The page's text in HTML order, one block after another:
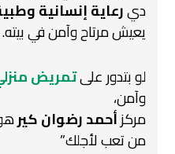
ديرعاية إنسانية
يعيش مرتاح وآمن في بيته.
لو بتدور علىتمريض
وآمن،
مركزأحمد رضوان كير
من تعب لأجلك”